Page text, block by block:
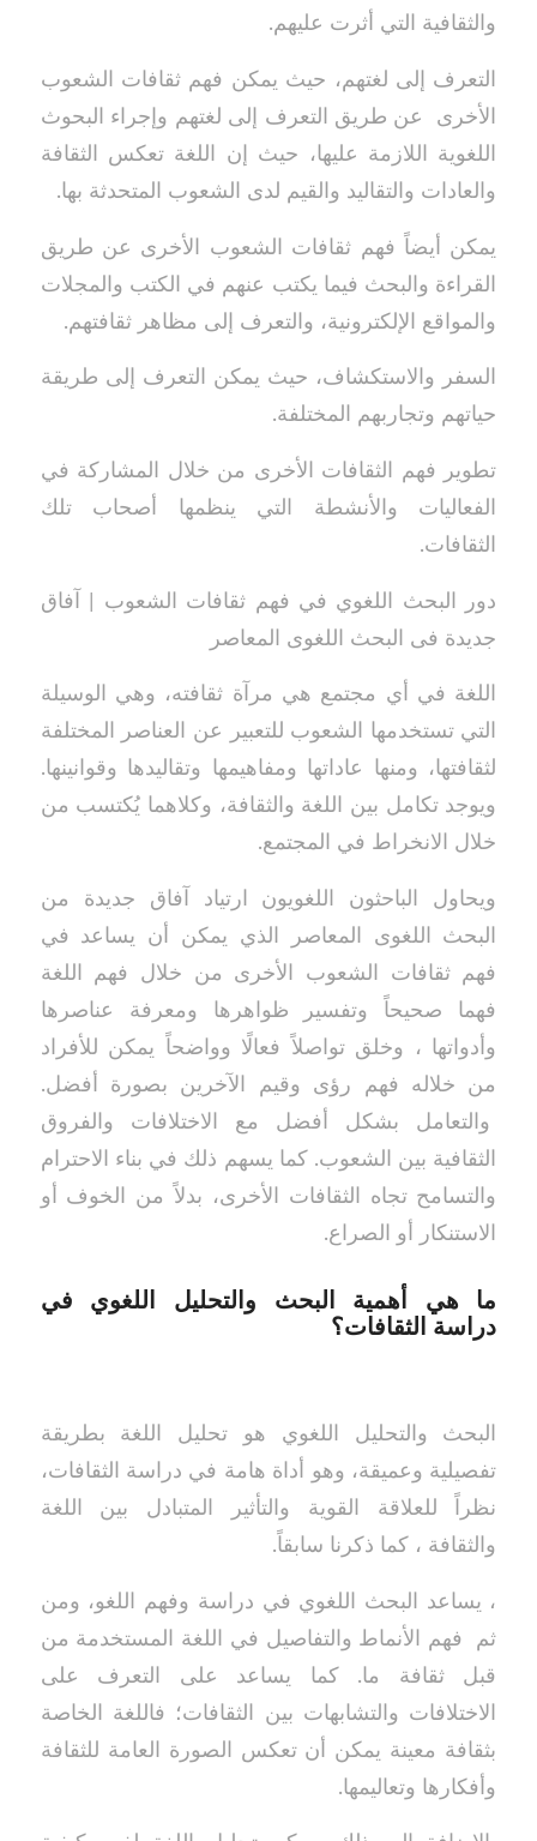
والثقافية التي أثرت عليهم.
التعرف إلى لغتهم، حيث يمكن فهم ثقافات الشعوب
الأخرى عن طريق التعرف إلى لغتهم وإجراء البحوث
اللغوية اللازمة عليها، حيث إن اللغة تعكس الثقافة
والعادات والتقاليد والقيم لدى الشعوب المتحدثة بها.
يمكن أيضاً فهم ثقافات الشعوب الأخرى عن طريق
القراءة والبحث فيما يكتب عنهم في الكتب والمجلات
والمواقع الإلكترونية، والتعرف إلى مظاهر ثقافتهم.
السفر والاستكشاف، حيث يمكن التعرف إلى طريقة
حياتهم وتجاربهم المختلفة.
تطوير فهم الثقافات الأخرى من خلال المشاركة في
الفعاليات والأنشطة التي ينظمها أصحاب تلك
الثقافات.
دور البحث اللغوي في فهم ثقافات الشعوب | آفاق
جديدة فى البحث اللغوى المعاصر
اللغة في أي مجتمع هي مرآة ثقافته، وهي الوسيلة
التي تستخدمها الشعوب للتعبير عن العناصر المختلفة
لثقافتها، ومنها عاداتها ومفاهيمها وتقاليدها وقوانينها.
ويوجد تكامل بين اللغة والثقافة، وكلاهما يُكتسب من
خلال الانخراط في المجتمع.
ويحاول الباحثون اللغويون ارتياد آفاق جديدة من
البحث اللغوى المعاصر الذي يمكن أن يساعد في
فهم ثقافات الشعوب الأخرى من خلال فهم اللغة
فهما صحيحاً وتفسير ظواهرها ومعرفة عناصرها
وأدواتها ، وخلق تواصلاً فعالًا وواضحاً يمكن للأفراد
من خلاله فهم رؤى وقيم الآخرين بصورة أفضل.
والتعامل بشكل أفضل مع الاختلافات والفروق
الثقافية بين الشعوب. كما يسهم ذلك في بناء الاحترام
والتسامح تجاه الثقافات الأخرى، بدلاً من الخوف أو
الاستنكار أو الصراع.
ما هي أهمية البحث والتحليل اللغوي في
دراسة الثقافات؟
البحث والتحليل اللغوي هو تحليل اللغة بطريقة
تفصيلية وعميقة، وهو أداة هامة في دراسة الثقافات،
نظراً للعلاقة القوية والتأثير المتبادل بين اللغة
والثقافة ، كما ذكرنا سابقاً.
، يساعد البحث اللغوي في دراسة وفهم اللغو، ومن
ثم فهم الأنماط والتفاصيل في اللغة المستخدمة من
قبل ثقافة ما. كما يساعد على التعرف على
الاختلافات والتشابهات بين الثقافات؛ فاللغة الخاصة
بثقافة معينة يمكن أن تعكس الصورة العامة للثقافة
وأفكارها وتعاليمها.